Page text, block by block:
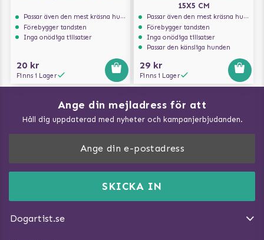
Passar även den mest kräsna hunden
Förebygger tandsten
Inga onödiga tillsatser
20 kr
Finns i Lager
15X5 CM
Passar även den mest kräsna hunden
Förebygger tandsten
Inga onödiga tillsatser
Passar den känsliga hunden
29 kr
Finns i Lager
Ange din mejladress för att
Håll dig uppdaterad med nyheter och kampanjerbjudanden.
SKICKA IN
Dogartist.se
DogArtist.se drivs av:
E-post:info@dogartist.se
Vad kan hundar äta?
Träna Nose Work hemma
Så gör du promenaden roligare